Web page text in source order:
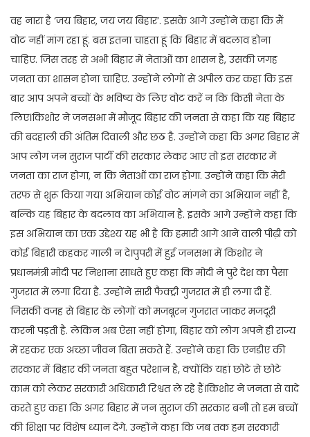
वह नारा है ‘जय बिहार, जय जय बिहार’. इसके आगे उन्होंने कहा कि मैं
वोट नहीं मांग रहा हूं. बस इतना चाहता हूं कि बिहार में बदलाव होना
चाहिए. जिस तरह से अभी बिहार में नेताओं का शासन है, उसकी जगह
जनता का शासन होना चाहिए. उन्होंने लोगों से अपील कर कहा कि इस
बार आप अपने बच्चों के भविष्य के लिए वोट करें न कि किसी नेता के
लिए।किशोर ने जनसभा में मौजूद बिहार की जनता से कहा कि यह बिहार
की बदहाली की अंतिम दिवाली और छठ है. उन्होंने कहा कि अगर बिहार में
आप लोग जन सुराज पार्टी की सरकार लेकर आए तो इस सरकार में
जनता का राज होगा, न कि नेताओं का राज होगा. उन्होंने कहा कि मेरी
तरफ से शुरू किया गया अभियान कोई वोट मांगने का अभियान नहीं है,
बल्कि यह बिहार के बदलाव का अभियान है. इसके आगे उन्होंने कहा कि
इस अभियान का एक उद्देश्य यह भी है कि हमारी आगे आने वाली पीढ़ी को
कोई बिहारी कहकर गाली न दे।पुपरी में हुई जनसभा में किशोर ने
प्रधानमंत्री मोदी पर निशाना साधते हुए कहा कि मोदी ने पुरे देश का पैसा
गुजरात में लगा दिया है. उन्होंने सारी फैक्ट्री गुजरात में ही लगा दी हैं.
जिसकी वजह से बिहार के लोगों को मजबूरन गुजरात जाकर मजदूरी
करनी पड़ती है. लेकिन अब ऐसा नहीं होगा, बिहार को लोग अपने ही राज्य
में रहकर एक अच्छा जीवन बिता सकते हैं. उन्होंने कहा कि एनडीए की
सरकार में बिहार की जनता बहुत परेशान है, क्योंकि यहां छोटे से छोटे
काम को लेकर सरकारी अधिकारी रिश्वत ले रहे हैं।किशोर ने जनता से वादे
करते हुए कहा कि अगर बिहार में जन सुराज की सरकार बनी तो हम बच्चों
की शिक्षा पर विशेष ध्यान देंगे. उन्होंने कहा कि जब तक हम सरकारी